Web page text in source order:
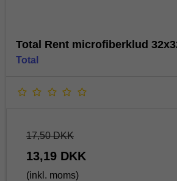
Total Rent microfiberklud
Total
17,50 DKK
13,19 DKK
(inkl. moms)